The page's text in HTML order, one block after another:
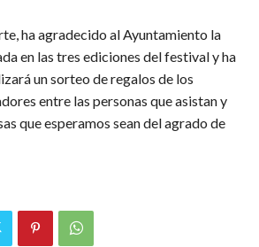
ha agradecido al Ayuntamiento la
en las tres ediciones del festival y ha
un sorteo de regalos de los
entre las personas que asistan y
que esperamos sean del agrado de